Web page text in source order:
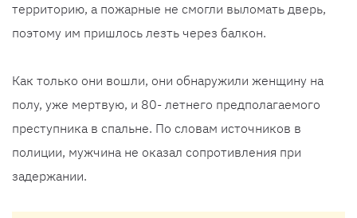
территорию, а пожарные не смогли выломать дверь,
поэтому им пришлось лезть через балкон.
Как только они вошли, они обнаружили женщину на
полу, уже мертвую, и 80- летнего предполагаемого
преступника в спальне. По словам источников в
полиции, мужчина не оказал сопротивления при
задержании.